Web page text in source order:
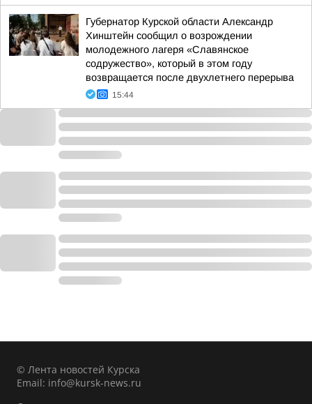
Губернатор Курской области Александр
Хинштейн сообщил о возрождении
молодежного лагеря «Славянское
содружество», который в этом году
возвращается после двухлетнего перерыва
15:44
© Лента новостей Курска
Email: info@kursk-news.ru